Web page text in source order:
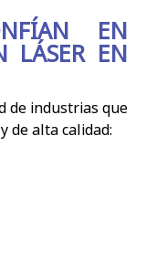
EN
LÁSER EN
de industrias que
de alta calidad: